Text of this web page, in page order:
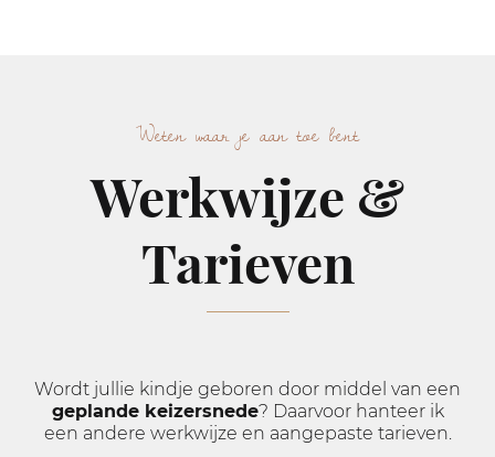
Weten waar je aan toe bent
Werkwijze &
Tarieven
Wordt jullie kindje geboren door middel van een
geplande keizersnede? Daarvoor hanteer ik
een andere werkwijze en aangepaste tarieven.